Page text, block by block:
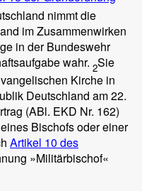
nimmt die
im Zusammenwirken
in der Bundeswehr
wahr. 2Sie
Kirche in
Deutschland am 22.
(ABl. EKD Nr. 162)
Bischofs oder einer
Artikel 10 des
»Militärbischof«